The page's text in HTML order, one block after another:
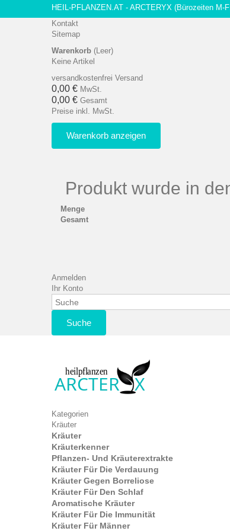
HEIL-PFLANZEN.AT - ARCTERYX (Bürozeiten M-
Kontakt
Sitemap
Warenkorb (Leer)
Keine Artikel
versandkostenfrei Versand
0,00 € MwSt.
0,00 € Gesamt
Preise inkl. MwSt.
Warenkorb anzeigen
Produkt wurde in
Menge
Gesamt
Anmelden
Ihr Konto
Suche
Kategorien
Kräuter
Kräuter
Kräuterkenner
Pflanzen- Und Kräuterextrakte
Kräuter Für Die Verdauung
Kräuter Gegen Borreliose
Kräuter Für Den Schlaf
Aromatische Kräuter
Kräuter Für Die Immunität
Kräuter Für Männer